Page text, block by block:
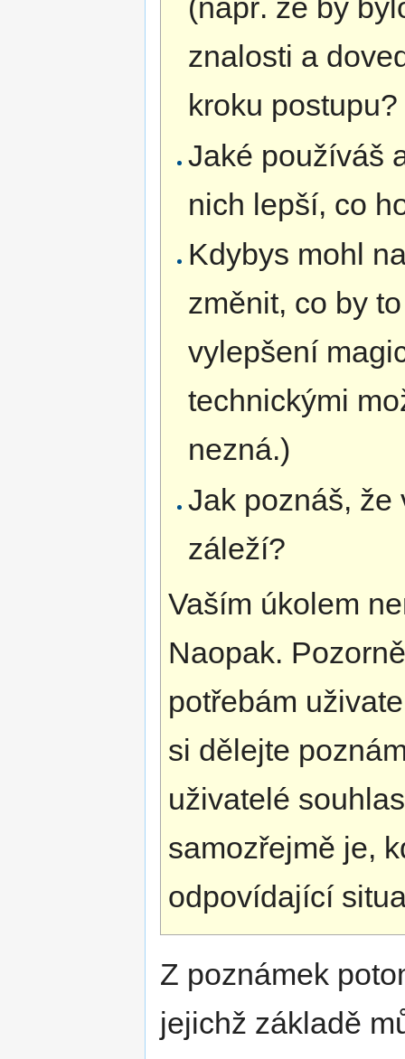
(např. že by
znalosti a
kroku postupu?
Jaké používáš
nich lepší, co
Kdybys mohl
změnit, co by
vylepšení
technickými
nezná.)
Jak poznáš, že
záleží?
Vaším úkolem
Naopak.
potřebám
si dělejte
uživatelé
samozřejmě je,
odpovídající
Z poznámek
jejichž základě